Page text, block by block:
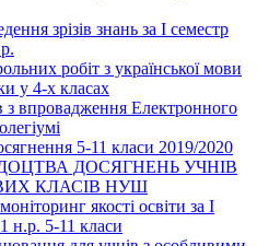
зрізів знань за І семестр
робіт з української мови
у 4-х класах
з впровадження Електронного
5-11 класи 2019/2020
ДОСЯГНЕНЬ УЧНІВ
КЛАСІВ НУШ
якості освіти за І
н.р. 5-11 класи